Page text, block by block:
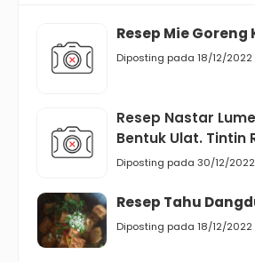
Resep Mie Goreng
Diposting pada 18/12/2022
Resep Nastar
Bentuk Ulat. Tintin
Diposting pada 30/12/
Resep Tahu
Diposting pada 18/12/2022